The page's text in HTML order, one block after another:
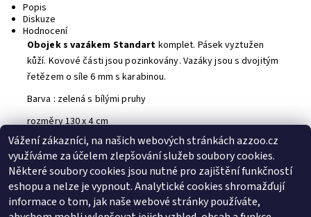
Popis
Diskuze
Hodnocení
Obojek s vazákem Standart komplet. Pásek vyztužen
kůží. Kovové části jsou pozinkovány. Vazáky jsou s dvojitým
řetězem o síle 6 mm s karabinou.
Barva : zelená s bílými pruhy
rozměry 130 x 4 cm
Buďte první, kdo napíše příspěvek k této položce.
Přidat komentář
Buďte první, kdo napíše příspěvek k této položce.
Přidat hodnocení
Vážení zákazníci, na našich webových stránkách azzoo.cz
využíváme za účelem zlepšování služeb soubory cookies.
Některé soubory cookies jsou nutné pro zajištění funkčností
eshopu a nelze je vypnout. Analytické cookies shromažďují
informace o tom, jak naše webové stránky používáte,